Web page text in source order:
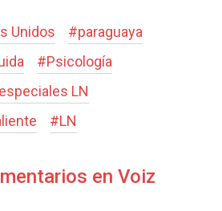
Unidos #paraguaya
#Psicología
especiales LN
#LN
en Voiz